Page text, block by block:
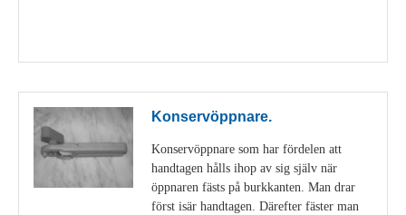
Konservöppnare.
Konservöppnare som har fördelen att
handtagen hålls ihop av sig själv när
öppnaren fästs på burkkanten. Man drar
först isär handtagen. Därefter fäster man